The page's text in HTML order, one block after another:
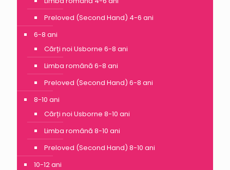
Preloved (Second Hand) 4-6 ani
6-8 ani
Cărți noi Usborne 6-8 ani
Limba română 6-8 ani
Preloved (Second Hand) 6-8 ani
8-10 ani
Cărți noi Usborne 8-10 ani
Limba română 8-10 ani
Preloved (Second Hand) 8-10 ani
10-12 ani